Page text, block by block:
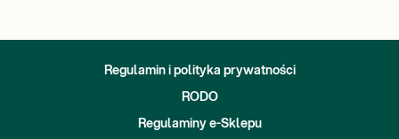
Regulamin i polityka prywatności
RODO
Regulaminy e-Sklepu